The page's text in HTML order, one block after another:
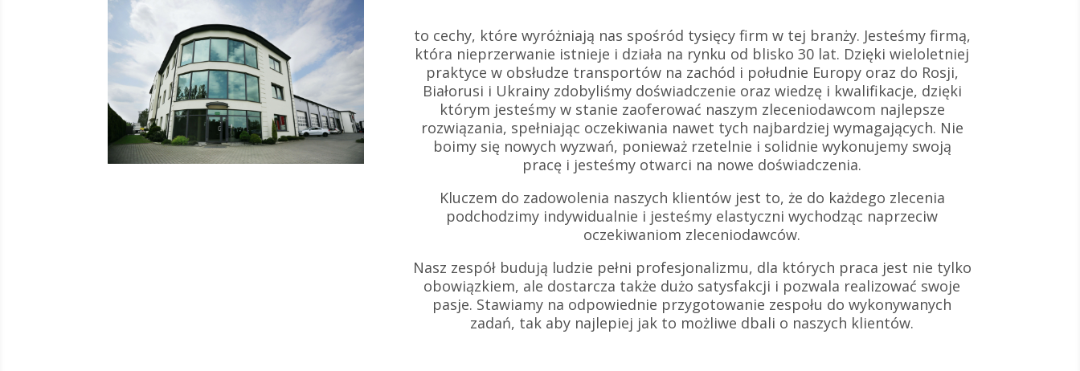
to cechy, które wyróżniają nas spośród tysięcy firm w tej branży. Jesteśmy firmą,
która nieprzerwanie istnieje i działa na rynku od blisko 30 lat. Dzięki wieloletniej
praktyce w obsłudze transportów na zachód i południe Europy oraz do Rosji,
Białorusi i Ukrainy zdobyliśmy doświadczenie oraz wiedzę i kwalifikacje, dzięki
którym jesteśmy w stanie zaoferować naszym zleceniodawcom najlepsze
rozwiązania, spełniając oczekiwania nawet tych najbardziej wymagających. Nie
boimy się nowych wyzwań, ponieważ rzetelnie i solidnie wykonujemy swoją
pracę i jesteśmy otwarci na nowe doświadczenia.
Kluczem do zadowolenia naszych klientów jest to, że do każdego zlecenia
podchodzimy indywidualnie i jesteśmy elastyczni wychodząc naprzeciw
oczekiwaniom zleceniodawców.
Nasz zespół budują ludzie pełni profesjonalizmu, dla których praca jest nie tylko
obowiązkiem, ale dostarcza także dużo satysfakcji i pozwala realizować swoje
pasje. Stawiamy na odpowiednie przygotowanie zespołu do wykonywanych
zadań, tak aby najlepiej jak to możliwe dbali o naszych klientów.